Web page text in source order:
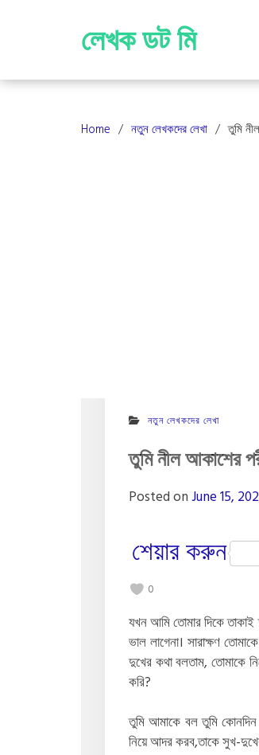
লেখক ডট মি
Home নতুন লেখকদের লেখা তুমি
নতুন লেখকদের লেখা
তুমি নীল আকাশের
Posted onJune 15,
শেয়ার করুন
0
যখন আমি তোমার দিকে তাকাই
ভাল লাগেনা। সারাক্ষণ
দুখের কথা বলতাম, তোমাকে
করি?
তুমি আমাকে বল তুমি কোনদিন
নিয়ে আদর করব,তাকে সুখ-